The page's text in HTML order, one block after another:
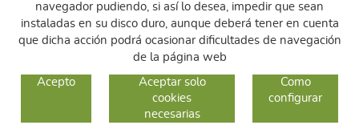
CAMBIOS Y DEVOLUCIONES
navegador pudiendo, si así lo desea, impedir que sean
instaladas en su disco duro, aunque deberá tener en cuenta
que dicha acción podrá ocasionar dificultades de navegación
de la página web
Acepto
Aceptar solo
cookies
necesarias
Como
configurar